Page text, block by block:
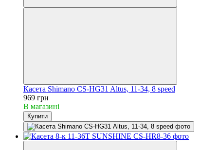
Касета Shimano CS-HG31 Altus, 11-34, 8 speed
969 грн
В магазині
Купити